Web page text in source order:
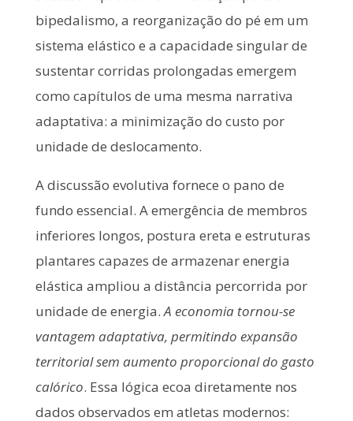
bipedalismo, a reorganização do pé em um
sistema elástico e a capacidade singular de
sustentar corridas prolongadas emergem
como capítulos de uma mesma narrativa
adaptativa: a minimização do custo por
unidade de deslocamento.
A discussão evolutiva fornece o pano de
fundo essencial. A emergência de membros
inferiores longos, postura ereta e estruturas
plantares capazes de armazenar energia
elástica ampliou a distância percorrida por
unidade de energia.A economia tornou-se
vantagem adaptativa, permitindo expansão
territorial sem aumento proporcional do gasto
calórico. Essa lógica ecoa diretamente nos
dados observados em atletas modernos: